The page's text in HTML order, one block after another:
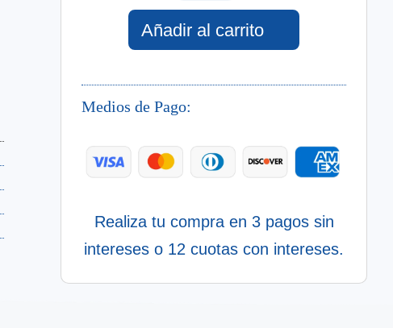
Edt
100
Añadir al carrito
Medios de Pago:
Realiza tu compra en 3 pagos sin
intereses o 12 cuotas con intereses.